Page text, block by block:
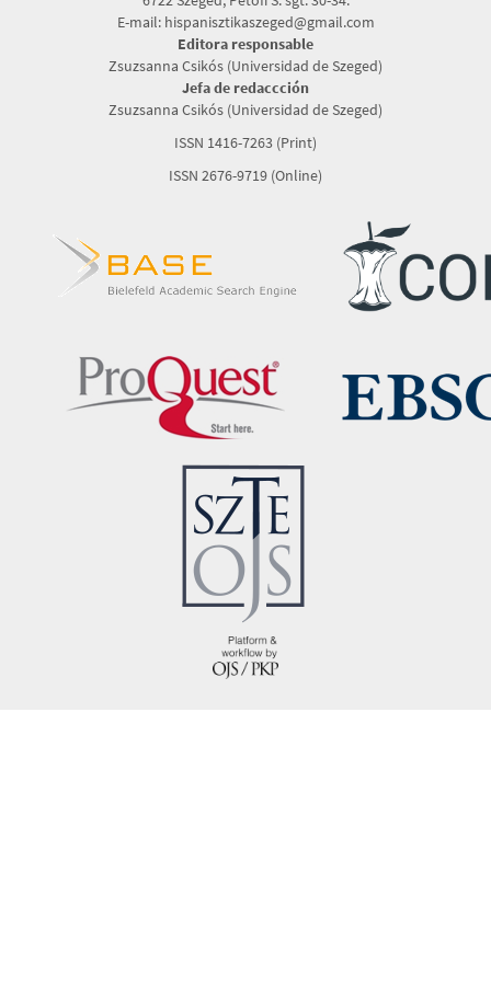
E-mail: hispanisztikaszeged@gmail.com
Editora responsable
Zsuzsanna Csikós (Universidad de Szeged)
Jefa de redaccción
Zsuzsanna Csikós (Universidad de Szeged)
ISSN 1416-7263 (Print)
ISSN 2676-9719 (Online)